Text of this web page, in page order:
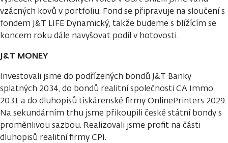
vzácných kovů v portfoliu. Fond se připravuje na sloučení s
fondem J&T LIFE Dynamický, takže budeme s blížícím se
koncem roku dále navyšovat podíl v hotovosti.
J&T MONEY
Investovali jsme do podřízených bondů J&T Banky
splatných 2034, do bondů realitní společnosti CA Immo
2031 a do dluhopisů tiskárenské firmy OnlinePrinters 2029.
Na sekundárním trhu jsme přikoupili české státní bondy s
proměnlivou sazbou. Realizovali jsme profit na části
dluhopisů realitní firmy CPI.